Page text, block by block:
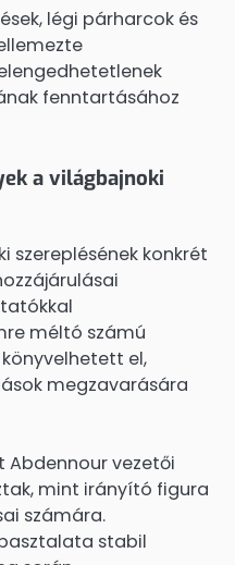
légi párharcok és
fenntartásához
a világbajnoki
szereplésének konkrét
méltó számú
el,
megzavarására
Abdennour vezetői
mint irányító figura
számára.
stabil